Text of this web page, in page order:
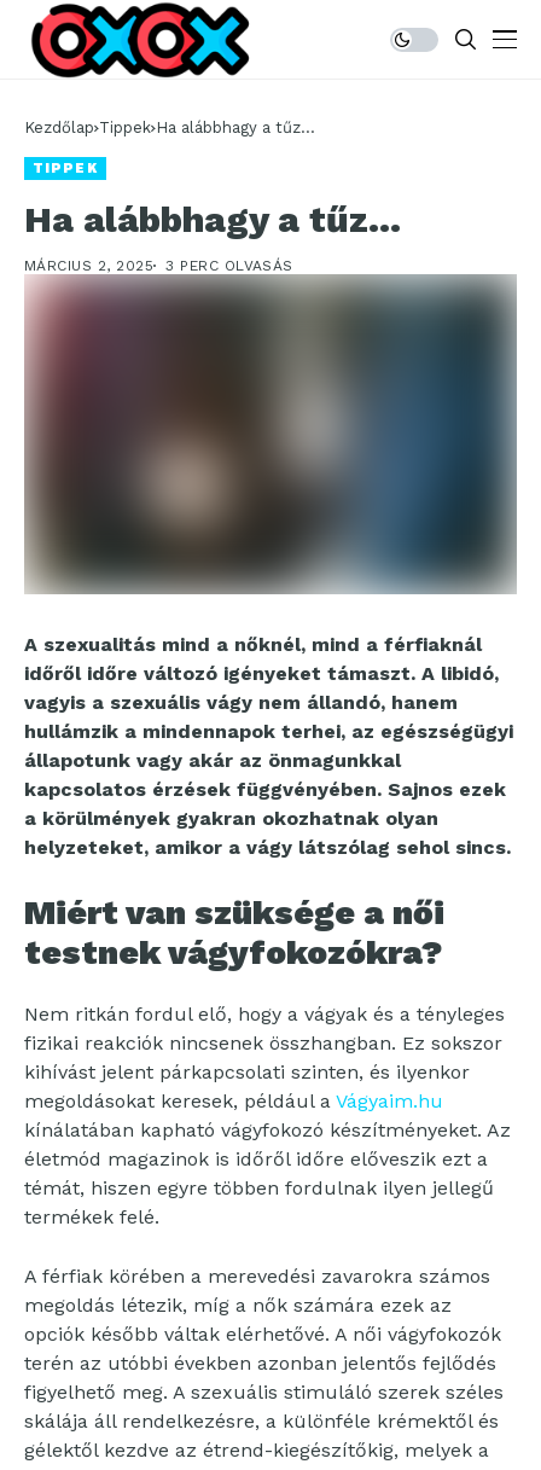
Kezdőlap Tippek Ha alábbhagy a tűz…
TIPPEK
Ha alábbhagy a tűz…
MÁRCIUS 2, 2025 3 PERC OLVASÁS
A szexualitás mind a nőknél, mind a férfiaknál
időről időre változó igényeket támaszt. A libidó,
vagyis a szexuális vágy nem állandó, hanem
hullámzik a mindennapok terhei, az egészségügyi
állapotunk vagy akár az önmagunkkal
kapcsolatos érzések függvényében. Sajnos ezek
a körülmények gyakran okozhatnak olyan
helyzeteket, amikor a vágy látszólag sehol sincs.
Miért van szüksége a női
testnek vágyfokozókra?
Nem ritkán fordul elő, hogy a vágyak és a tényleges
fizikai reakciók nincsenek összhangban. Ez sokszor
kihívást jelent párkapcsolati szinten, és ilyenkor
megoldásokat keresek, például a Vágyaim.hu
kínálatában kapható vágyfokozó készítményeket. Az
életmód magazinok is időről időre előveszik ezt a
témát, hiszen egyre többen fordulnak ilyen jellegű
termékek felé.
A férfiak körében a merevedési zavarokra számos
megoldás létezik, míg a nők számára ezek az
opciók később váltak elérhetővé. A női vágyfokozók
terén az utóbbi években azonban jelentős fejlődés
figyelhető meg. A szexuális stimuláló szerek széles
skálája áll rendelkezésre, a különféle krémektől és
gélektől kezdve az étrend-kiegészítőkig, melyek a